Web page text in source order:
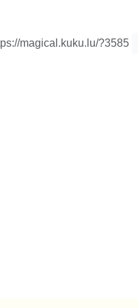
magical.kuku.lu/?3585